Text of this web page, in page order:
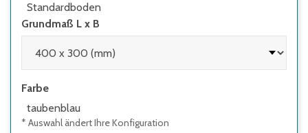
Standardboden
Grundmaß L x B
Farbe
taubenblau
* Auswahl ändert Ihre Konfiguration